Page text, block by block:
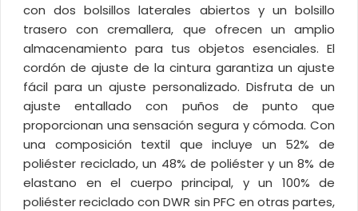
con dos bolsillos laterales abiertos y un bolsillo
trasero con cremallera, que ofrecen un amplio
almacenamiento para tus objetos esenciales. El
cordón de ajuste de la cintura garantiza un ajuste
fácil para un ajuste personalizado. Disfruta de un
ajuste entallado con puños de punto que
proporcionan una sensación segura y cómoda. Con
una composición textil que incluye un 52% de
poliéster reciclado, un 48% de poliéster y un 8% de
elastano en el cuerpo principal, y un 100% de
poliéster reciclado con DWR sin PFC en otras partes,